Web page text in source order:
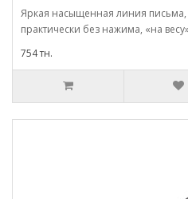
Яркая насыщенная линия письма,
практически без нажима, «на
754 тн.